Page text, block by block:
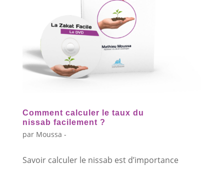
Comment calculer le taux du
nissab facilement ?
par Moussa -
Savoir calculer le nissab est d’importance